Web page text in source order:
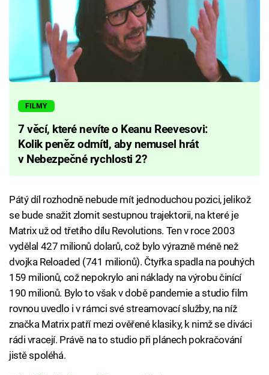
FILMY
7 věcí, které nevíte o Keanu Reevesovi:
Kolik peněz odmítl, aby nemusel hrát
v Nebezpečné rychlosti 2?
Pátý díl rozhodně nebude mít jednoduchou pozici, jelikož
se bude snažit zlomit sestupnou trajektorii, na které je
Matrix už od třetího dílu Revolutions. Ten v roce 2003
vydělal 427 milionů dolarů, což bylo výrazně méně než
dvojka Reloaded (741 milionů). Čtyřka spadla na pouhých
159 milionů, což nepokrylo ani náklady na výrobu činící
190 milionů. Bylo to však v době pandemie a studio film
rovnou uvedlo i v rámci své streamovací služby, na níž
značka Matrix patří mezi ověřené klasiky, k nimž se diváci
rádi vracejí. Právě na to studio při plánech pokračování
jistě spoléhá.